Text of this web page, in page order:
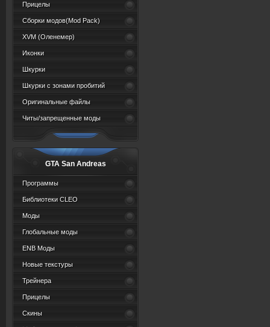
Прицелы
Сборки модов(Mod Pack)
XVM (Oленемер)
Иконки
Шкурки
Шкурки с зонами пробитий
Оригинальные файлы
Читы/запрещенные моды
GTA San Andreas
Программы
Библиотеки CLEO
Моды
Глобальные моды
ENB Моды
Новые текстуры
Трейнера
Прицелы
Скины